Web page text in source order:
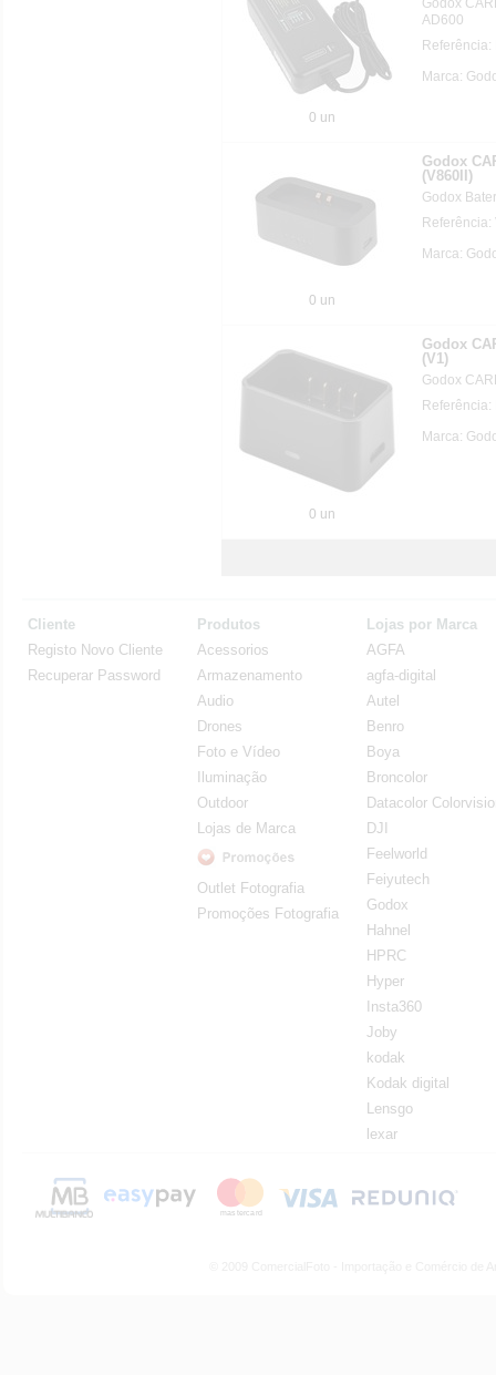
0 un
Godox
AD600
Marca:
0 un
Godox
(V860II)
Godox
Referência:
Marca:
0 un
Godox
(V1)
Godox
Marca:
Cliente
Registo Novo Cliente
Recuperar Password
Produtos
Acessorios
Armazenamento
Audio
Drones
Foto e Vídeo
Iluminação
Outdoor
Lojas de Marca
Outlet Fotografia
Promoções Fotografia
Lojas por Marca
AGFA
agfa-digital
Autel
Benro
Boya
Broncolor
Datacolor
DJI
Feelworld
Feiyutech
Godox
Hahnel
HPRC
Hyper
Insta360
Joby
kodak
Kodak digital
Lensgo
lexar